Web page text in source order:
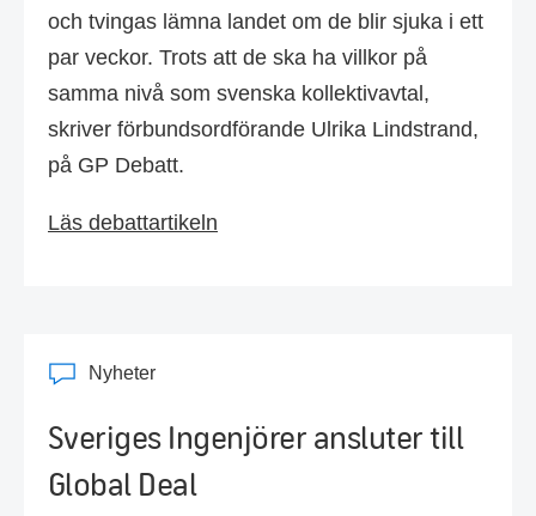
och tvingas lämna landet om de blir sjuka i ett
par veckor. Trots att de ska ha villkor på
samma nivå som svenska kollektivavtal,
skriver förbundsordförande Ulrika Lindstrand,
på GP Debatt.
Läs debattartikeln
Nyheter
Sveriges Ingenjörer ansluter till
Global Deal